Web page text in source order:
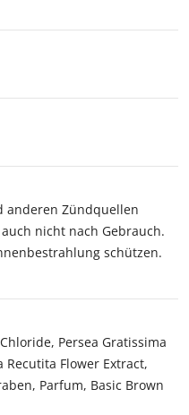
anderen Zündquellen
nicht nach Gebrauch.
schützen.
Persea Gratissima
Flower Extract,
Parfum, Basic Brown